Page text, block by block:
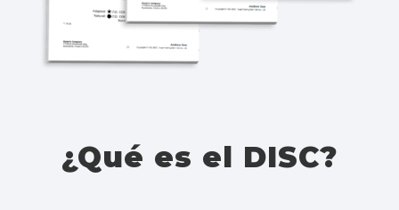
¿Qué es el DISC?